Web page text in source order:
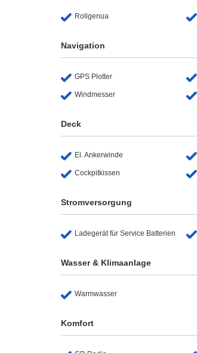
Rollgenua
Navigation
GPS Plotter
Windmesser
Deck
El. Ankerwinde
Cockpitkissen
Stromversorgung
Ladegerät für Service Batterien
Wasser & Klimaanlage
Warmwasser
Komfort